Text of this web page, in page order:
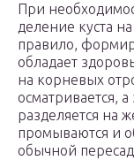
При
деление куста
правило,
обладает
на корневых
осматривается,
разделяется на
промываются и
обычной